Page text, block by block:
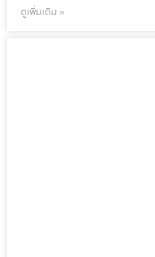
ดูเพิ่มเติม »